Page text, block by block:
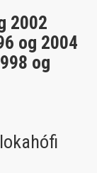
2002
og 2004
og